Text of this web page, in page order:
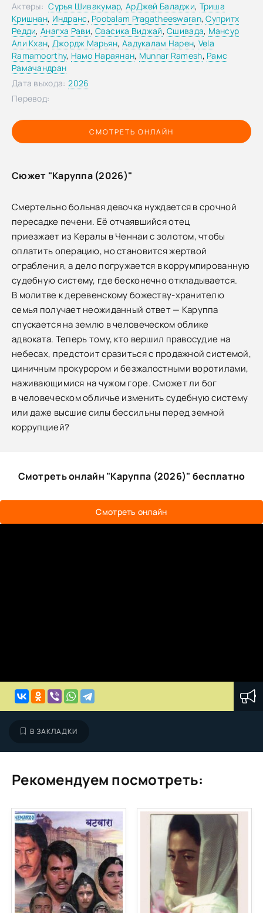
СМОТРЕТЬ ОНЛАЙН
Актеры: Сурья Шивакумар,АрДжей Баладжи, Триша
Кришнан, Индранс, Poobalam Pragatheeswaran,Супритх
Редди, Анагха Рави, Свасика Виджай,Сшивада, Мансур
Али Кхан, Джордж Марьян,Аадукалам Нарен, Vela
Ramamoorthy, Намо Нараянан, Munnar Ramesh, Рамс
Рамачандран
Дата выхода: 2026
Перевод:
Сюжет "Каруппа (2026)"
Смертельно больная девочка нуждается в срочной
пересадке печени. Её отчаявшийся отец
приезжает из Кералы в Ченнаи с золотом, чтобы
оплатить операцию, но становится жертвой
ограбления, а дело погружается в коррумпированную
судебную систему, где бесконечно откладывается.
В молитве к деревенскому божеству-хранителю
семья получает неожиданный ответ — Каруппа
спускается на землю в человеческом облике
адвоката. Теперь тому, кто вершил правосудие на
небесах, предстоит сразиться с продажной системой,
циничным прокурором и безжалостными воротилами,
наживающимися на чужом горе. Сможет ли бог
в человеческом обличье изменить судебную систему
или даже высшие силы бессильны перед земной
коррупцией?
Смотреть онлайн "Каруппа (2026)" бесплатно
Смотреть онлайн
В ЗАКЛАДКИ
Рекомендуем посмотреть: